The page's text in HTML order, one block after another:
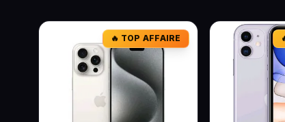
🔥 TOP AFFAIRE